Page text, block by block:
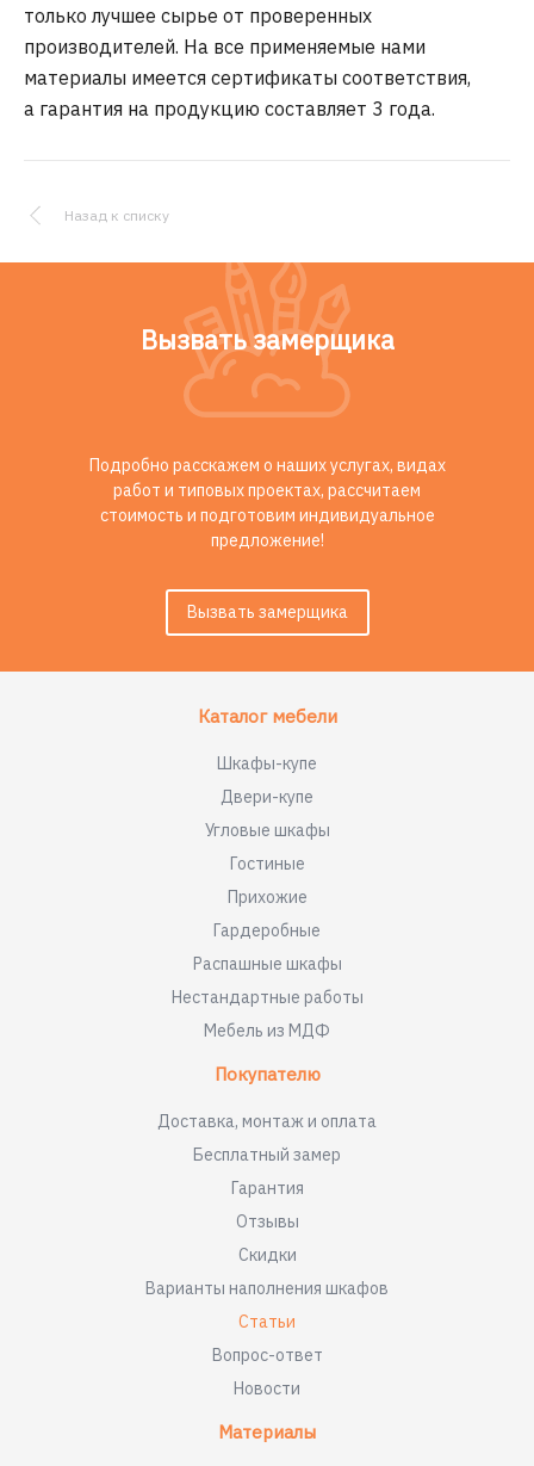
только лучшее сырье от проверенных
производителей. На все применяемые нами
материалы имеется сертификаты соответствия,
a гарантия на продукцию составляет 3 года.
Назад к списку
Вызвать замерщика
Подробно расскажем о наших услугах, видах
работ и типовых проектах, рассчитаем
стоимость и подготовим индивидуальное
предложение!
Вызвать замерщика
Каталог мебели
Шкафы-купе
Двери-купе
Угловые шкафы
Гостиные
Прихожие
Гардеробные
Распашные шкафы
Нестандартные работы
Мебель из МДФ
Покупателю
Доставка, монтаж и оплата
Бесплатный замер
Гарантия
Отзывы
Скидки
Варианты наполнения шкафов
Статьи
Вопрос-ответ
Новости
Материалы